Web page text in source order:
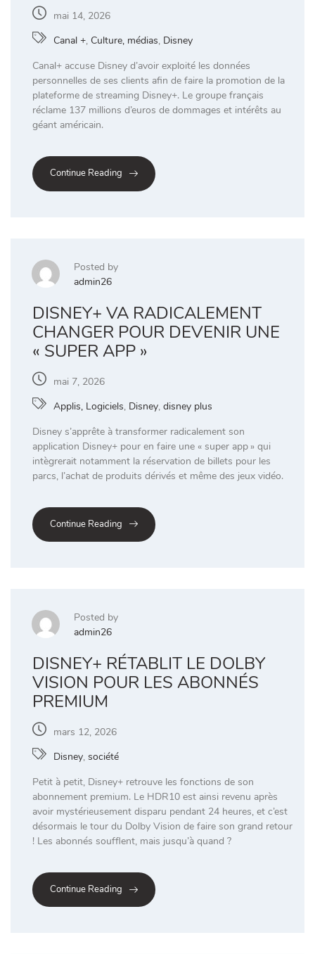
mai 14, 2026
Canal +, Culture, médias, Disney
Canal+ accuse Disney d’avoir exploité les données
personnelles de ses clients afin de faire la promotion de la
plateforme de streaming Disney+. Le groupe français
réclame 137 millions d’euros de dommages et intérêts au
géant américain.
Continue Reading
Posted by
admin26
DISNEY+ VA RADICALEMENT
CHANGER POUR DEVENIR UNE
« SUPER APP »
mai 7, 2026
Applis, Logiciels, Disney, disney plus
Disney s’apprête à transformer radicalement son
application Disney+ pour en faire une « super app » qui
intègrerait notamment la réservation de billets pour les
parcs, l’achat de produits dérivés et même des jeux vidéo.
Continue Reading
Posted by
admin26
DISNEY+ RÉTABLIT LE DOLBY
VISION POUR LES ABONNÉS
PREMIUM
mars 12, 2026
Disney, société
Petit à petit, Disney+ retrouve les fonctions de son
abonnement premium. Le HDR10 est ainsi revenu après
avoir mystérieusement disparu pendant 24 heures, et c’est
désormais le tour du Dolby Vision de faire son grand retour
! Les abonnés soufflent, mais jusqu’à quand ?
Continue Reading